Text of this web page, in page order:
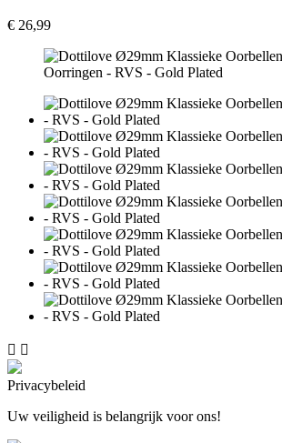
€ 26,99
 
Privacybeleid
Uw veiligheid is belangrijk voor ons!